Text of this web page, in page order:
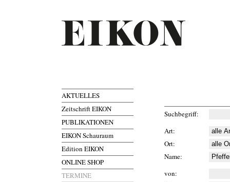
AKTUELLES
Zeitschrift EIKON
PUBLIKATIONEN
EIKON Schauraum
Edition EIKON
ONLINE SHOP
TERMINE
Suchbegriff
Art
Ort
Name
von